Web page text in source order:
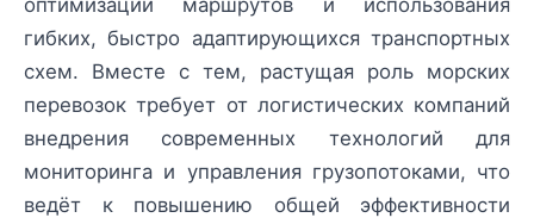
гибких, быстро адаптирующихся транспортных
схем. Вместе с тем, растущая роль морских
перевозок требует от логистических компаний
внедрения современных технологий для
мониторинга и управления грузопотоками, что
ведёт к повышению общей эффективности